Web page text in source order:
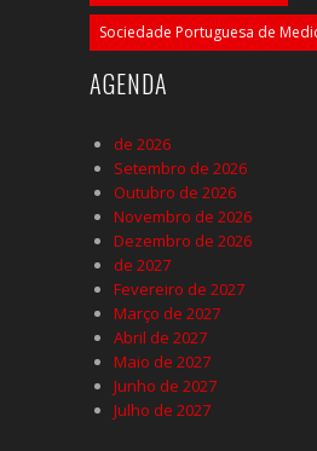
Sociedade Portuguesa de
AGENDA
de 2026
Setembro de 2026
Outubro de 2026
Novembro de 2026
Dezembro de 2026
de 2027
Fevereiro de 2027
Março de 2027
Abril de 2027
Maio de 2027
Junho de 2027
Julho de 2027